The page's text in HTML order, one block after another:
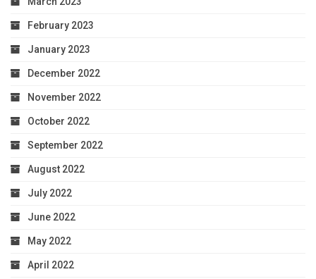
February 2023
January 2023
December 2022
November 2022
October 2022
September 2022
August 2022
July 2022
June 2022
May 2022
April 2022